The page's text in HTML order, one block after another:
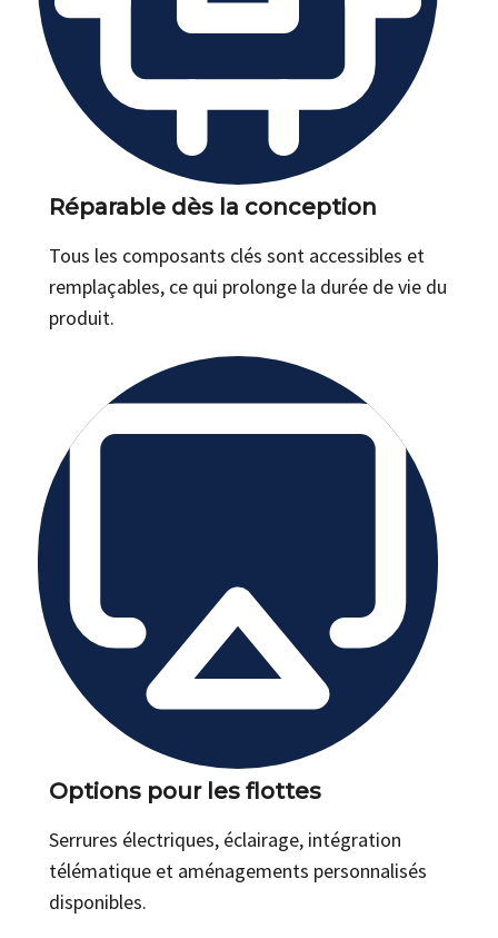
Réparable dès la conception
Tous les composants clés sont accessibles et
remplaçables, ce qui prolonge la durée de vie du
produit.
Options pour les flottes
Serrures électriques, éclairage, intégration
télématique et aménagements personnalisés
disponibles.